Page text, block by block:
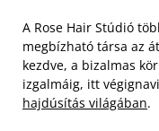
A Rose Hair Stúdió
megbízható társa az
kezdve, a bizalmas
izgalmáig, itt
hajdúsítás világában.